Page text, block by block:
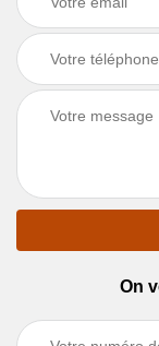
On